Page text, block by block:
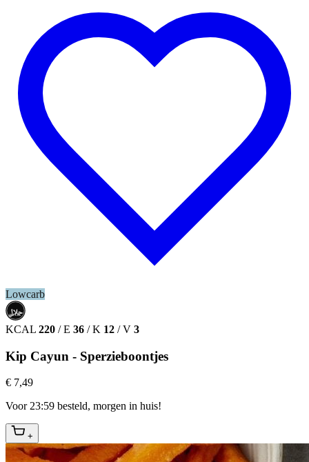
Lowcarb
حلال
HALAL
KCAL 220 / E 36 / K 12 / V 3
Kip Cayun - Sperzieboontjes
€ 7,49
Voor 23:59 besteld, morgen in huis!
+